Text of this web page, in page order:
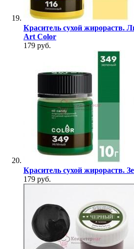
Краситель сухой жирораств.
Art Color
179 руб.
Краситель сухой жирораств.
179 руб.